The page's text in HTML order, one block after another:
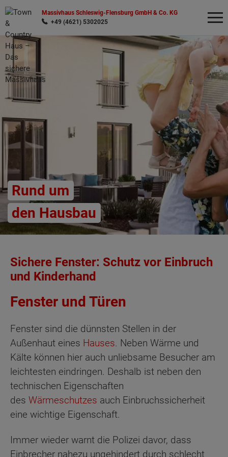
Massivhaus Schleswig-Flensburg GmbH & Co. KG
+49 (4621) 5302025
Rund um
den Hausbau
Sichere Fenster: Schutz vor Einbruch
und Kinderhand
Fenster und Türen
Fenster sind die dünnsten Stellen in der
Außenhaut eines Hauses. Neben Wärme und
Kälte können hier auch unliebsame Besucher am
leichtesten eindringen. Deshalb ist neben den
technischen Eigenschaften
des Wärmeschutzes auch Einbruchssicherheit
eine wichtige Eigenschaft.
Immer wieder warnt die Polizei davor, dass
Einbrecher nahezu ungehindert durch schlecht
Wonach möchten Sie suchen?